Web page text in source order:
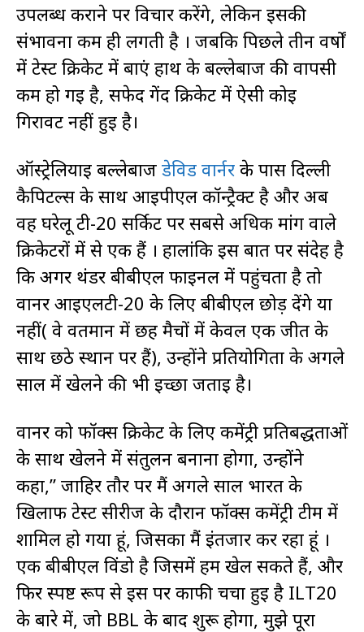
उपलब्ध कराने पर विचार करेंगे, लेकिन इसकी
संभावना कम ही लगती है । जबकि पिछले तीन वर्षों
में टेस्ट क्रिकेट में बाएं हाथ के बल्लेबाज की वापसी
कम हो गई है, सफेद गेंद क्रिकेट में ऐसी कोई
गिरावट नहीं हुई है।
ऑस्ट्रेलियाई बल्लेबाज डेविड वार्नर के पास दिल्ली
कैपिटल्स के साथ आईपीएल कॉन्ट्रैक्ट है और अब
वह घरेलू टी-20 सर्किट पर सबसे अधिक मांग वाले
क्रिकेटरों में से एक हैं । हालांकि इस बात पर संदेह है
कि अगर थंडर बीबीएल फाइनल में पहुंचता है तो
वार्नर आईएलटी-20 के लिए बीबीएल छोड़ देंगे या
नहीं( वे वर्तमान में छह मैचों में केवल एक जीत के
साथ छठे स्थान पर हैं), उन्होंने प्रतियोगिता के अगले
साल में खेलने की भी इच्छा जताई है।
वार्नर को फॉक्स क्रिकेट के लिए कमेंट्री प्रतिबद्धताओं
के साथ खेलने में संतुलन बनाना होगा, उन्होंने
कहा,” जाहिर तौर पर मैं अगले साल भारत के
खिलाफ टेस्ट सीरीज के दौरान फॉक्स कमेंट्री टीम में
शामिल हो गया हूं, जिसका मैं इंतजार कर रहा हूं ।
एक बीबीएल विंडो है जिसमें हम खेल सकते हैं, और
फिर स्पष्ट रूप से इस पर काफी चर्चा हुई है ILT20
के बारे में, जो BBL के बाद शुरू होगा, मुझे पूरा